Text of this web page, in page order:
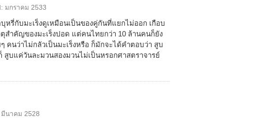
มกราคม 2533
รี่กับมะเร็งดูเหมือนเป็นของคู่กันที่แยกไม่ออก เกือบ
สำคัญของมะเร็งปอด แต่คนไทยกว่า 10 ล้านคนก็ยัง
คนว่าไม่กลัวเป็นมะเร็งหรือ ก็มักจะได้คำตอบว่า สูบ
สูบแค่วันละมวนสองมวนไม่เป็นหรอกศาสตราจารย์
มีนาคม 2528